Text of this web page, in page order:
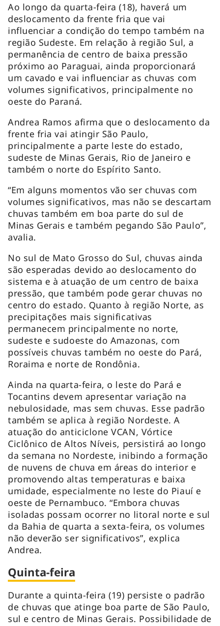
Ao longo da quarta-feira (18), haverá um
deslocamento da frente fria que vai
influenciar a condição do tempo também na
região Sudeste. Em relação à região Sul, a
permanência de centro de baixa pressão
próximo ao Paraguai, ainda proporcionará
um cavado e vai influenciar as chuvas com
volumes significativos, principalmente no
oeste do Paraná.
Andrea Ramos afirma que o deslocamento da
frente fria vai atingir São Paulo,
principalmente a parte leste do estado,
sudeste de Minas Gerais, Rio de Janeiro e
também o norte do Espírito Santo.
“Em alguns momentos vão ser chuvas com
volumes significativos, mas não se descartam
chuvas também em boa parte do sul de
Minas Gerais e também pegando São Paulo”,
avalia.
No sul de Mato Grosso do Sul, chuvas ainda
são esperadas devido ao deslocamento do
sistema e à atuação de um centro de baixa
pressão, que também pode gerar chuvas no
centro do estado. Quanto à região Norte, as
precipitações mais significativas
permanecem principalmente no norte,
sudeste e sudoeste do Amazonas, com
possíveis chuvas também no oeste do Pará,
Roraima e norte de Rondônia.
Ainda na quarta-feira, o leste do Pará e
Tocantins devem apresentar variação na
nebulosidade, mas sem chuvas. Esse padrão
também se aplica à região Nordeste. A
atuação do anticiclone VCAN, Vórtice
Ciclônico de Altos Níveis, persistirá ao longo
da semana no Nordeste, inibindo a formação
de nuvens de chuva em áreas do interior e
promovendo altas temperaturas e baixa
umidade, especialmente no leste do Piauí e
oeste de Pernambuco. “Embora chuvas
isoladas possam ocorrer no litoral norte e sul
da Bahia de quarta a sexta-feira, os volumes
não deverão ser significativos”, explica
Andrea.
Quinta-feira
Durante a quinta-feira (19) persiste o padrão
de chuvas que atinge boa parte de São Paulo,
sul e centro de Minas Gerais. Possibilidade de